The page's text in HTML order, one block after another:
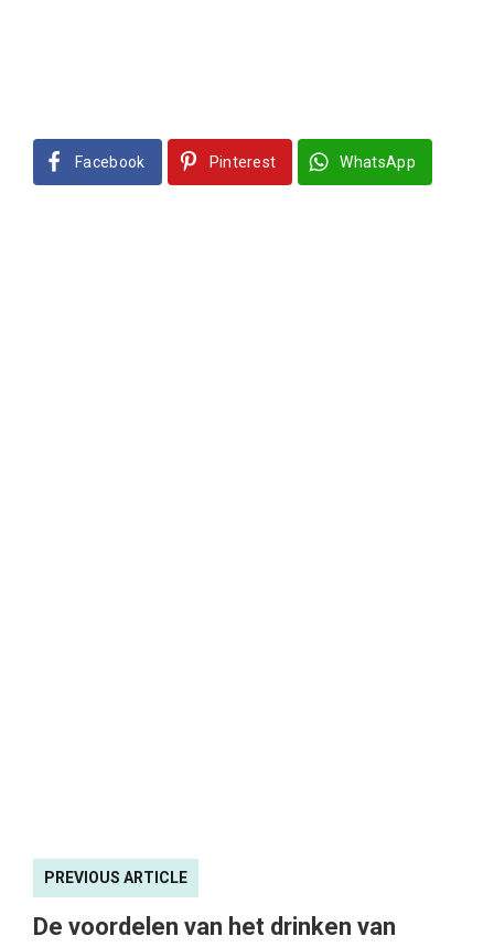
Facebook Pinterest WhatsApp
PREVIOUS ARTICLE
De voordelen van het drinken van